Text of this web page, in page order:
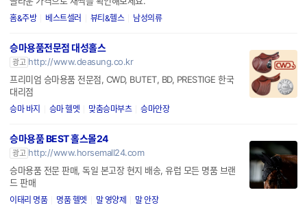
광고 https://www.temu.com/kr
놀라운 가격으로 채찍를 확인해보세요.
홈&주방 베스트셀러 뷰티&헬스
승마용품전문점 대성홀스
광고 http://www.deasung.co.kr
프리미엄 승마용품 전문점, CWD, BUTET, BD, PRESTIGE 한국
대리점
승마 바지 승마 헬멧 맞춤승마부츠
승마용품 BEST 홀스몰24
광고 http://www.horsemall24.com
승마용품 전문 판매, 독일 본고장 현지 배송, 유럽 모든 명품 브랜
드 판매